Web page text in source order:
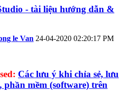
- tài liệu hướng dẫn &
le Van 24-04-2020 02:20:17 PM
Các lưu ý khi chỉa sẻ, lưu
mềm (software) trên